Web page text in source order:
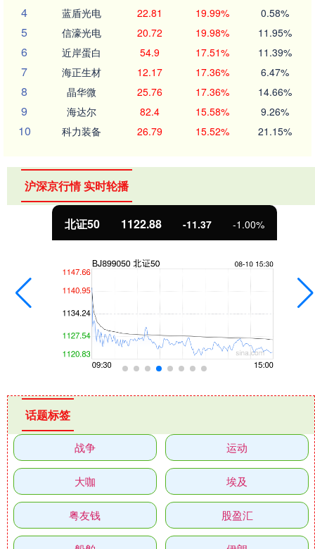
4 蓝盾光电 22.81 19.99% 0.58%
5 信濠光电 20.72 19.98% 11.95%
6 近岸蛋白 54.9 17.51% 11.39%
7 海正生材 12.17 17.36% 6.47%
8 晶华微 25.76 17.36% 14.66%
9 海达尔 82.4 15.58% 9.26%
10 科力装备 26.79 15.52% 21.15%
沪深京行情 实时轮播
北证50 1122.88 -11.37 -1.00%
话题标签
战争 运动
大咖 埃及
粤友钱 股盈汇